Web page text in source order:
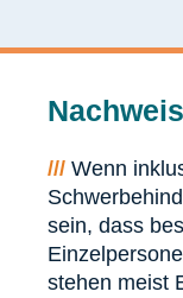
/// Wenn
sein, dass
stehen meist